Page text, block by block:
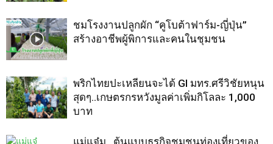
ชมโรงงานปลูกผัก “คูโบต้าฟาร์ม-ญี่ปุ่น”
สร้างอาชีพผู้พิการและคนในชุมชน
พริกไทยปะเหลียนจะได้ GI มทร.ศรีวิชัยหนุน
สุดๆ..เกษตรกรหวังมูลค่าเพิ่มกิโลละ 1,000
บาท
แม่แจ๋ม…ต้นแบบธุรกิจชุมชนท่องเที่ยวของ